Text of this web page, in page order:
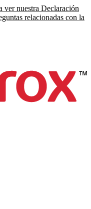
ver nuestra Declaración
relacionadas con la